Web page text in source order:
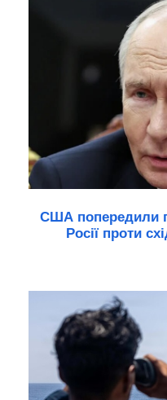
США попередили
Росії проти